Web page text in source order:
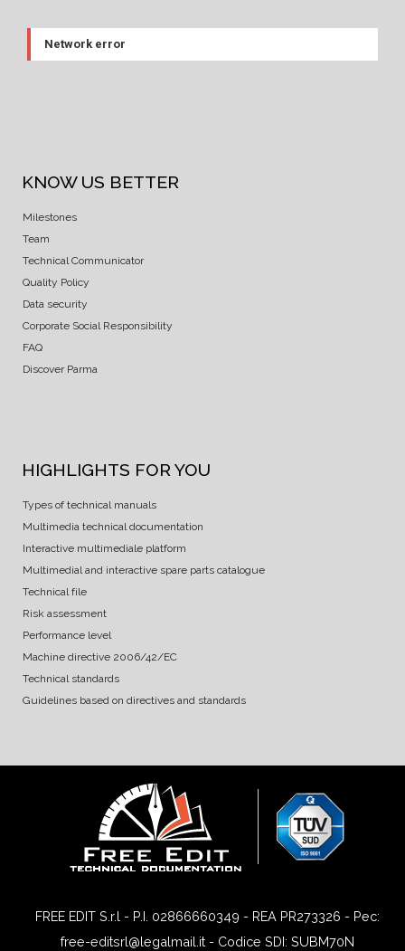
Network error
KNOW US BETTER
Milestones
Team
Technical Communicator
Quality Policy
Data security
Corporate Social Responsibility
FAQ
Discover Parma
HIGHLIGHTS FOR YOU
Types of technical manuals
Multimedia technical documentation
Interactive multimediale platform
Multimedial and interactive spare parts catalogue
Technical file
Risk assessment
Performance level
Machine directive 2006/42/EC
Technical standards
Guidelines based on directives and standards
FREE EDIT S.r.l - P.I. 02866660349 - REA PR273326 - Pec:
free-editsrl@legalmail.it - Codice SDI: SUBM70N